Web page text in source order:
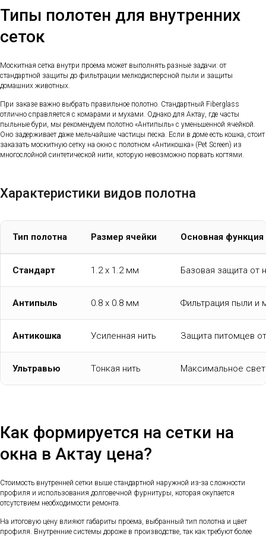
Типы полотен для внутренних
сеток
Москитная сетка внутри проема может выполнять разные задачи: от
стандартной защиты до фильтрации мелкодисперсной пыли и защиты
домашних животных.
При заказе важно выбрать правильное полотно. Стандартный Fiberglass
отлично справляется с комарами и мухами. Однако для Актау, где часты
пыльные бури, мы рекомендуем полотно «Антипыль» с уменьшенной ячейкой.
Оно задерживает даже мельчайшие частицы песка. Если в доме есть кошка, стоит
заказать москитную сетку на окно с полотном «Антикошка» (Pet Screen) из
многослойной синтетической нити, которую невозможно порвать когтями.
Характеристики видов полотна
Тип полотна Размер ячейки Основная функция
Стандарт 1.2 x 1.2 мм Базовая защита от
Антипыль 0.8 x 0.8 мм Фильтрация пыли и
Антикошка Усиленная нить Защита питомцев
Ультравью Тонкая нить Максимальное
Как формируется на сетки на
окна в Актау цена?
Стоимость внутренней сетки выше стандартной наружной из-за сложности
профиля и использования долговечной фурнитуры, которая окупается
отсутствием необходимости ремонта.
На итоговую цену влияют габариты проема, выбранный тип полотна и цвет
профиля. Внутренние системы дороже в производстве, так как требуют более